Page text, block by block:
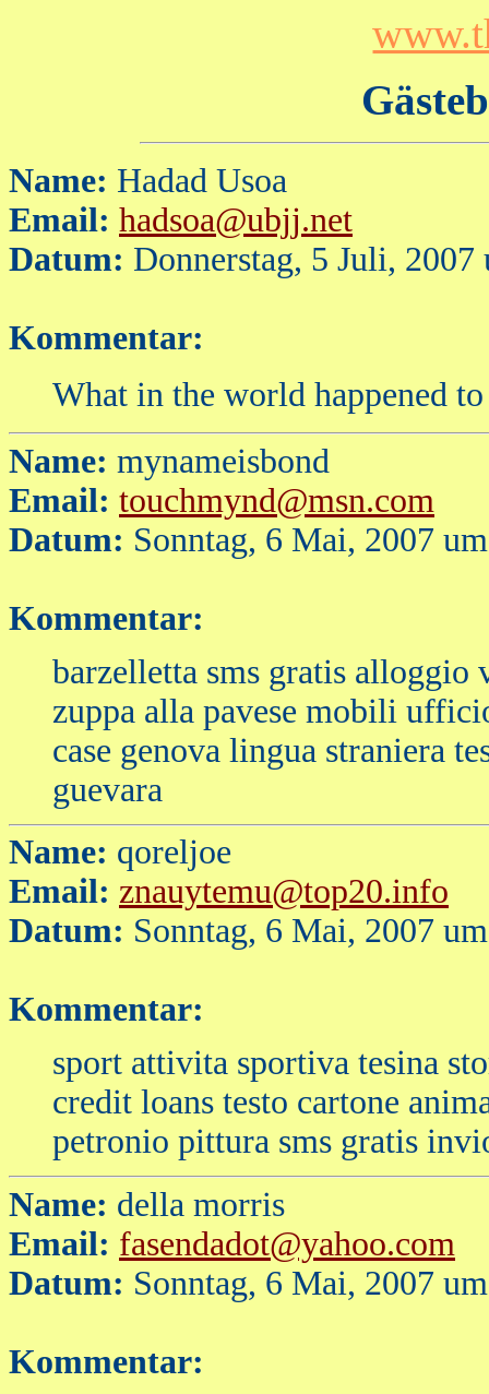
Name: Hadad Usoa
Email: hadsoa@ubjj.net
Datum: Donnerstag, 5 Juli, 2007
Kommentar:
What in the world happened
Name: mynameisbond
Email: touchmynd@msn.com
Datum: Sonntag, 6 Mai, 2007
Kommentar:
barzelletta sms gratis alloggio
zuppa alla pavese mobili
case genova lingua straniera
guevara
Name: qoreljoe
Email: znauytemu@top20.info
Datum: Sonntag, 6 Mai, 2007
Kommentar:
sport attivita sportiva tesina
credit loans testo cartone
petronio pittura sms gratis
Name: della morris
Email: fasendadot@yahoo.com
Datum: Sonntag, 6 Mai, 2007
Kommentar: